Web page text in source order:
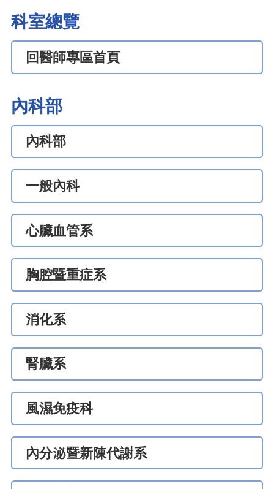
科室總覽
回醫師專區首頁
內科部
內科部
一般內科
心臟血管系
胸腔暨重症系
消化系
腎臟系
風濕免疫科
內分泌暨新陳代謝系